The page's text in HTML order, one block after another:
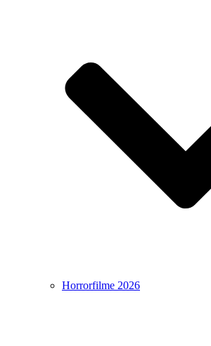
Horrorfilme 2026